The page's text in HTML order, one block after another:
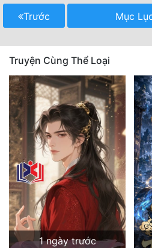
Tu Chân
Tội Phạm
Vô Địch
Võ Hiệp
Võng Du
Xuyên Không
Xuyên Nhanh
Xuyên Sách
Xuyên Thư
Trước Mục
Truyện Cùng Thể Loại
1 ngày trước